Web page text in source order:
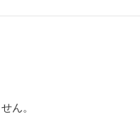
物語です。
先にはどんな世界が広がっ
ん。